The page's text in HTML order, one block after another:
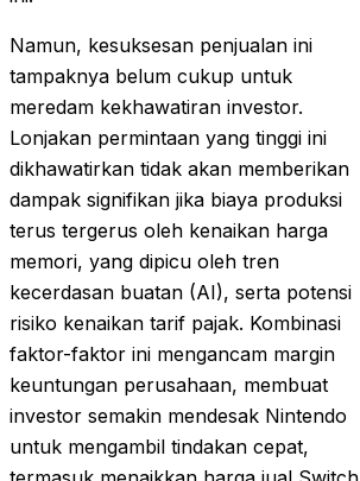
Namun, kesuksesan penjualan ini
tampaknya belum cukup untuk
meredam kekhawatiran investor.
Lonjakan permintaan yang tinggi ini
dikhawatirkan tidak akan memberikan
dampak signifikan jika biaya produksi
terus tergerus oleh kenaikan harga
memori, yang dipicu oleh tren
kecerdasan buatan (AI), serta potensi
risiko kenaikan tarif pajak. Kombinasi
faktor-faktor ini mengancam margin
keuntungan perusahaan, membuat
investor semakin mendesak Nintendo
untuk mengambil tindakan cepat,